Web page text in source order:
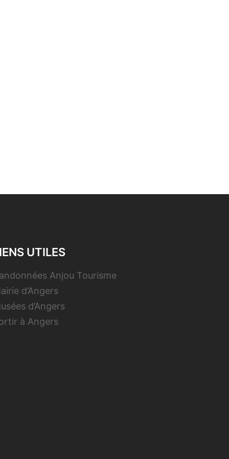
UTILES
Anjou Tourisme
d’Angers
d’Angers
à Angers